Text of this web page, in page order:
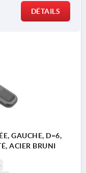
DÉTAILS
GAUCHE, D=6,
ACIER BRUNI